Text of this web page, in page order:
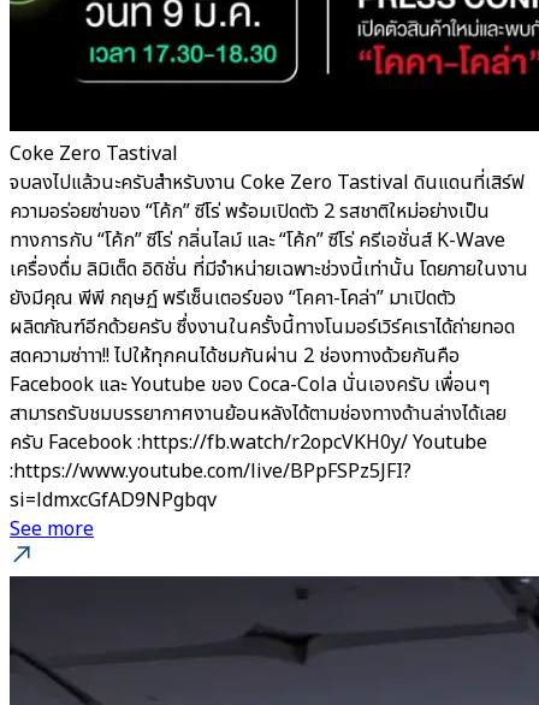
Coke Zero Tastival
จบลงไปแล้วนะครับสำหรับงาน Coke Zero Tastival ดินแดนที่เสิร์ฟ
ความอร่อยซ่าของ “โค้ก” ซีโร่ พร้อมเปิดตัว 2 รสชาติใหม่อย่างเป็น
ทางการกับ “โค้ก” ซีโร่ กลิ่นไลม์ และ “โค้ก” ซีโร่ ครีเอชั่นส์ K-Wave
เครื่องดื่ม ลิมิเต็ด อิดิชั่น ที่มีจำหน่ายเฉพาะช่วงนี้เท่านั้น โดยภายในงาน
ยังมีคุณ พีพี กฤษฏ์ พรีเซ็นเตอร์ของ “โคคา-โคล่า” มาเปิดตัว
ผลิตภัณฑ์อีกด้วยครับ ซึ่งงานในครั้งนี้ทางโนมอร์เวิร์คเราได้ถ่ายทอด
สดความซ่าาา!! ไปให้ทุกคนได้ชมกันผ่าน 2 ช่องทางด้วยกันคือ
Facebook และ Youtube ของ Coca-Cola นั่นเองครับ เพื่อนๆ
สามารถรับชมบรรยากาศงานย้อนหลังได้ตามช่องทางด้านล่างได้เลย
ครับ Facebook :https://fb.watch/r2opcVKH0y/ Youtube
:https://www.youtube.com/live/BPpFSPz5JFI?
si=ldmxcGfAD9NPgbqv
See more